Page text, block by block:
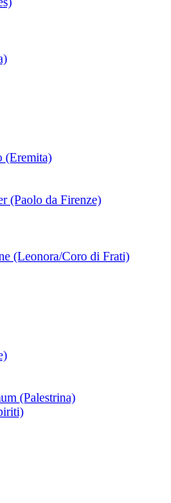
(Eremita)
(Paolo da Firenze)
(Leonora/Coro di Frati)
(Palestrina)